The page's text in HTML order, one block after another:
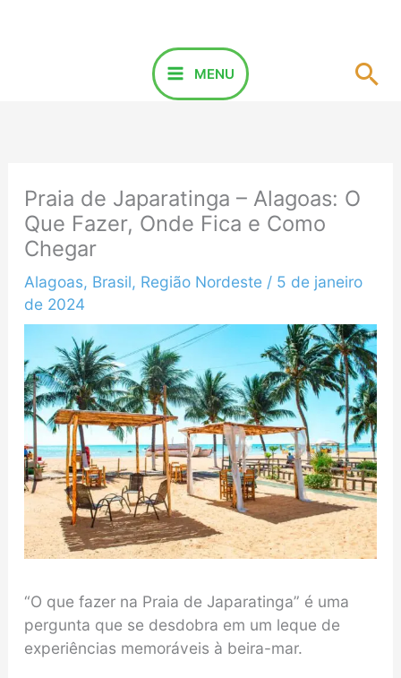
MENU
Praia de Japaratinga – Alagoas: O
Que Fazer, Onde Fica e Como
Chegar
Alagoas, Brasil, Região Nordeste/ 5 de janeiro
de 2024
“O que fazer na Praia de Japaratinga” é uma
pergunta que se desdobra em um leque de
experiências memoráveis à beira-mar.